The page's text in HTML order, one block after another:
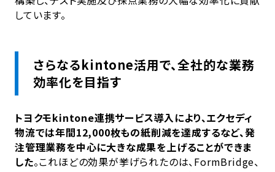
しています。
さらなるkintone活用で、全社的な業務
効率化を目指す
トヨクモkintone連携サービス導入により、エクセディ
物流では年間12,000枚もの紙削減を達成するなど、発
注管理業務を中心に大きな成果を上げることができま
した。これほどの効果が挙げられたのは、FormBridge、